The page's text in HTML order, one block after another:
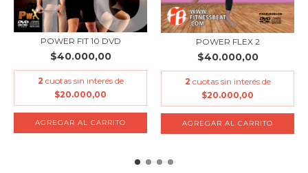
POWER FIT 10 DVD
$40.000,00
2 cuotas sin interés de
$20.000,00
POWER FLEX 2
$40.000,00
2 cuotas sin interés de
$20.000,00